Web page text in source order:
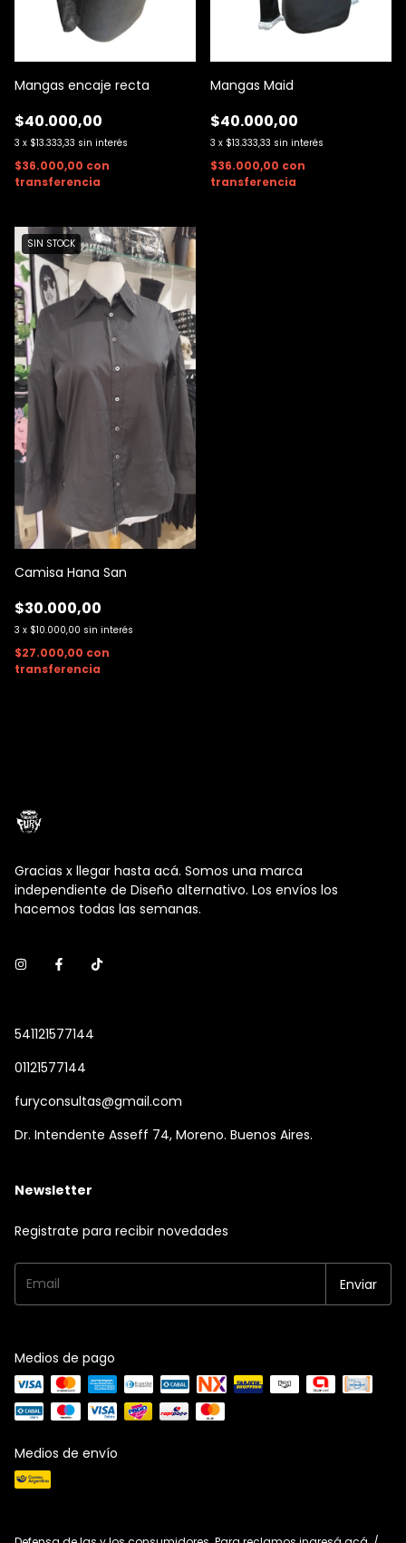
Mangas encaje recta
$40.000,00
3 x $13.333,33 sin interés
$36.000,00 con
transferencia
Mangas Maid
$40.000,00
3 x $13.333,33 sin interés
$36.000,00 con
transferencia
SIN STOCK
Camisa Hana San
$30.000,00
3 x $10.000,00 sin interés
$27.000,00 con
transferencia
Gracias x llegar hasta acá. Somos una marca
independiente de Diseño alternativo. Los envíos los
hacemos todas las semanas.
541121577144
01121577144
furyconsultas@gmail.com
Dr. Intendente Asseff 74, Moreno. Buenos Aires.
Newsletter
Registrate para recibir novedades
Medios de pago
Medios de envío